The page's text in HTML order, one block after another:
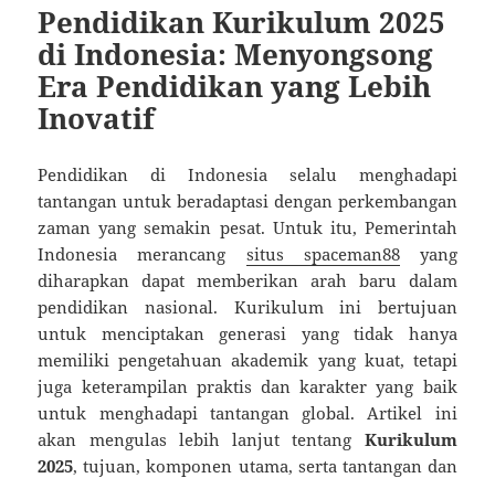
Pendidikan Kurikulum 2025
di Indonesia: Menyongsong
Era Pendidikan yang Lebih
Inovatif
Pendidikan di Indonesia selalu menghadapi
tantangan untuk beradaptasi dengan perkembangan
zaman yang semakin pesat. Untuk itu, Pemerintah
Indonesia merancang situs spaceman88yang
diharapkan dapat memberikan arah baru dalam
pendidikan nasional. Kurikulum ini bertujuan
untuk menciptakan generasi yang tidak hanya
memiliki pengetahuan akademik yang kuat, tetapi
juga keterampilan praktis dan karakter yang baik
untuk menghadapi tantangan global. Artikel ini
akan mengulas lebih lanjut tentang Kurikulum
2025, tujuan, komponen utama, serta tantangan dan